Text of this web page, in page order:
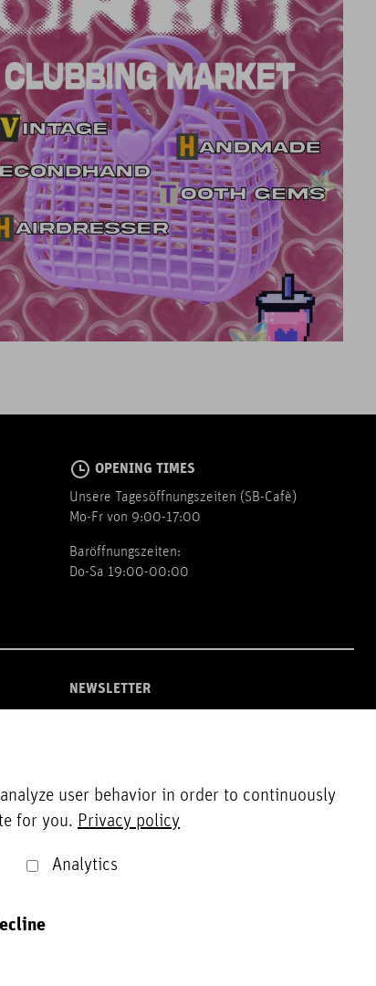
OPENING TIMES
Unsere Tagesöffnungszeiten (SB-Cafè)
Mo-Fr von 9:00-17:00
Baröffnungszeiten:
Do-Sa 19:00-00:00
NEWSLETTER
user behavior in order to continuously
for you. Privacy policy
Analytics